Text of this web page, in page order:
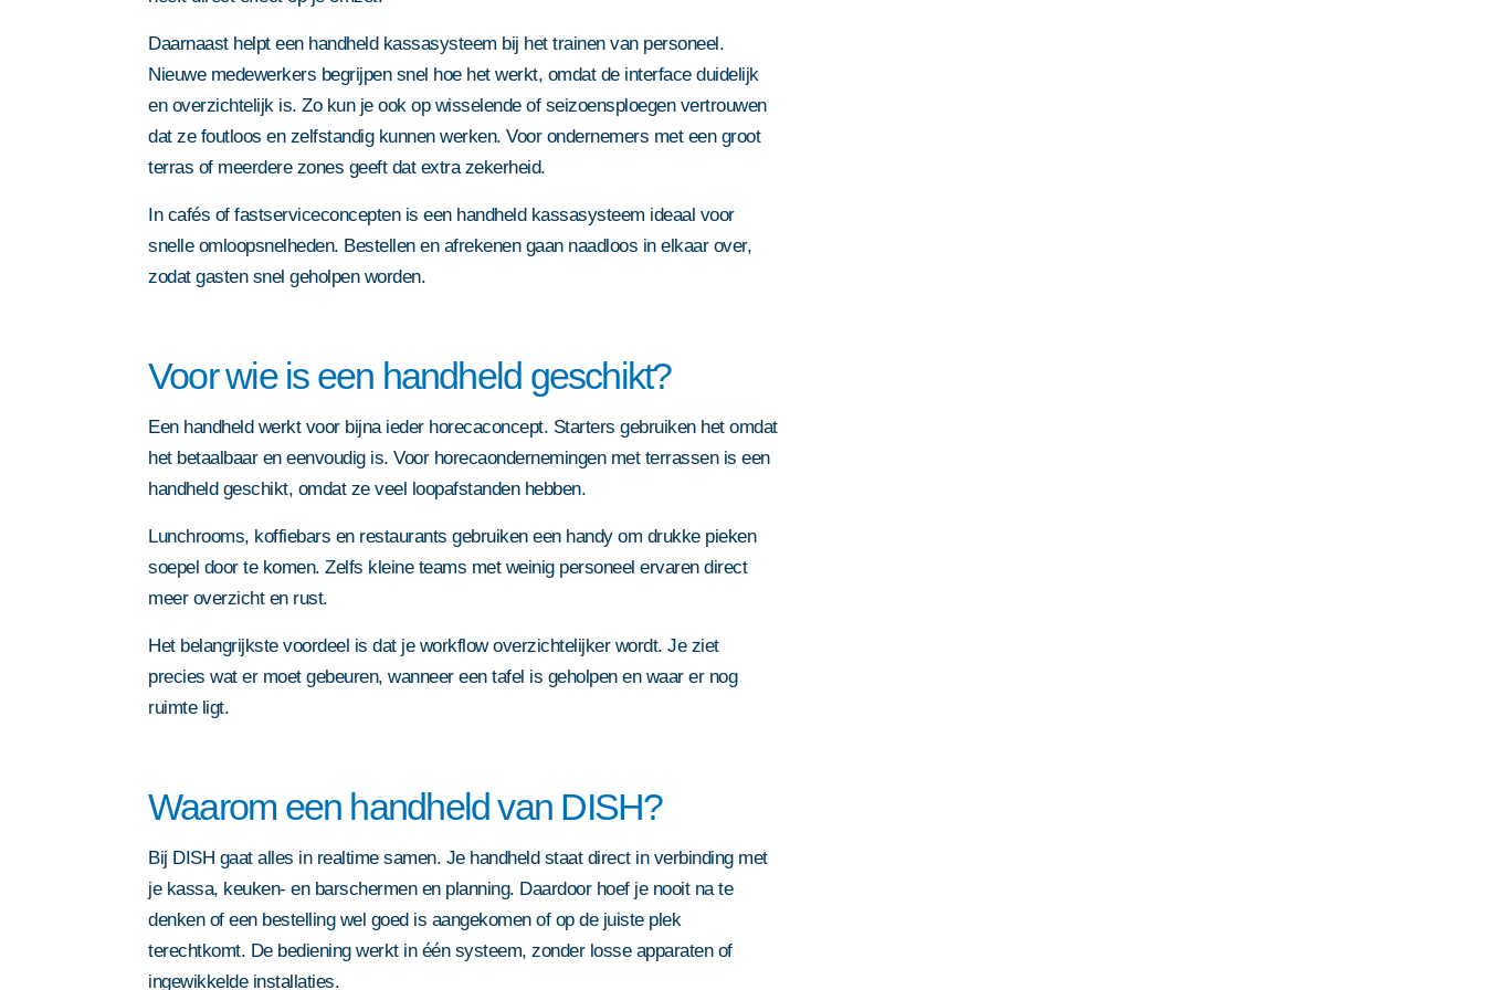
Daarnaast helpt een handheld kassasysteem bij het trainen van personeel.
Nieuwe medewerkers begrijpen snel hoe het werkt, omdat de interface duidelijk
en overzichtelijk is. Zo kun je ook op wisselende of seizoensploegen vertrouwen
dat ze foutloos en zelfstandig kunnen werken. Voor ondernemers met een groot
terras of meerdere zones geeft dat extra zekerheid.
In cafés of fastserviceconcepten is een handheld kassasysteem ideaal voor
snelle omloopsnelheden. Bestellen en afrekenen gaan naadloos in elkaar over,
zodat gasten snel geholpen worden.
Voor wie is een handheld geschikt?
Een handheld werkt voor bijna ieder horecaconcept. Starters gebruiken het omdat
het betaalbaar en eenvoudig is. Voor horecaondernemingen met terrassen is een
handheld geschikt, omdat ze veel loopafstanden hebben.
Lunchrooms, koffiebars en restaurants gebruiken een handy om drukke pieken
soepel door te komen. Zelfs kleine teams met weinig personeel ervaren direct
meer overzicht en rust.
Het belangrijkste voordeel is dat je workflow overzichtelijker wordt. Je ziet
precies wat er moet gebeuren, wanneer een tafel is geholpen en waar er nog
ruimte ligt.
Waarom een handheld van DISH?
Bij DISH gaat alles in realtime samen. Je handheld staat direct in verbinding met
je kassa, keuken- en barschermen en planning. Daardoor hoef je nooit na te
denken of een bestelling wel goed is aangekomen of op de juiste plek
terechtkomt. De bediening werkt in één systeem, zonder losse apparaten of
ingewikkelde installaties.